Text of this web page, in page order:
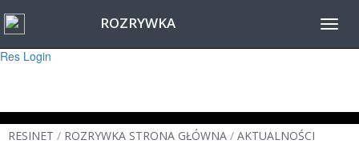
Warning
: session_start(): Failed to read session data: user (path: ) in
Res Login
ROZRYWKA
RESINET / ROZRYWKA STRONA GŁÓWNA / AKTUALNOŚCI